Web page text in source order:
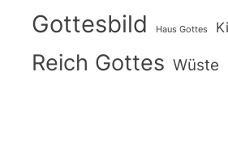
Gottesbild Haus Gottes
Reich Gottes Wüste